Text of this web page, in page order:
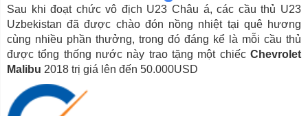
Sau khi đoạt chức vô địch U23 Châu á, các cầu thủ U23
Uzbekistan đã được chào đón nồng nhiệt tại quê hương
cùng nhiều phần thưởng, trong đó đáng kể là mỗi cầu thủ
được tổng thống nước này trao tặng một chiếc Chevrolet
Malibu 2018 trị giá lên đến 50.000USD